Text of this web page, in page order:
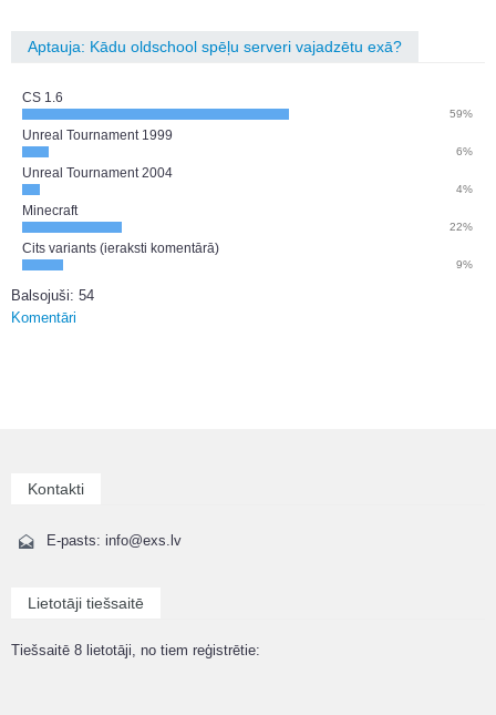
Aptauja: Kādu oldschool spēļu serveri vajadzētu exā?
CS 1.6
59%
Unreal Tournament 1999
6%
Unreal Tournament 2004
4%
Minecraft
22%
Cits variants (ieraksti komentārā)
9%
Balsojuši: 54
Komentāri
Kontakti
E-pasts: info@exs.lv
Lietotāji tiešsaitē
Tiešsaitē 8 lietotāji, no tiem reģistrētie: